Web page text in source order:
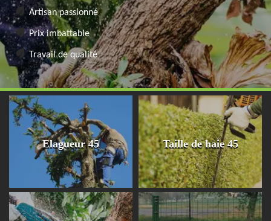
Artisan passionné
Prix imbattable
Travail de qualité
Elagueur 45 Taille de haie 45